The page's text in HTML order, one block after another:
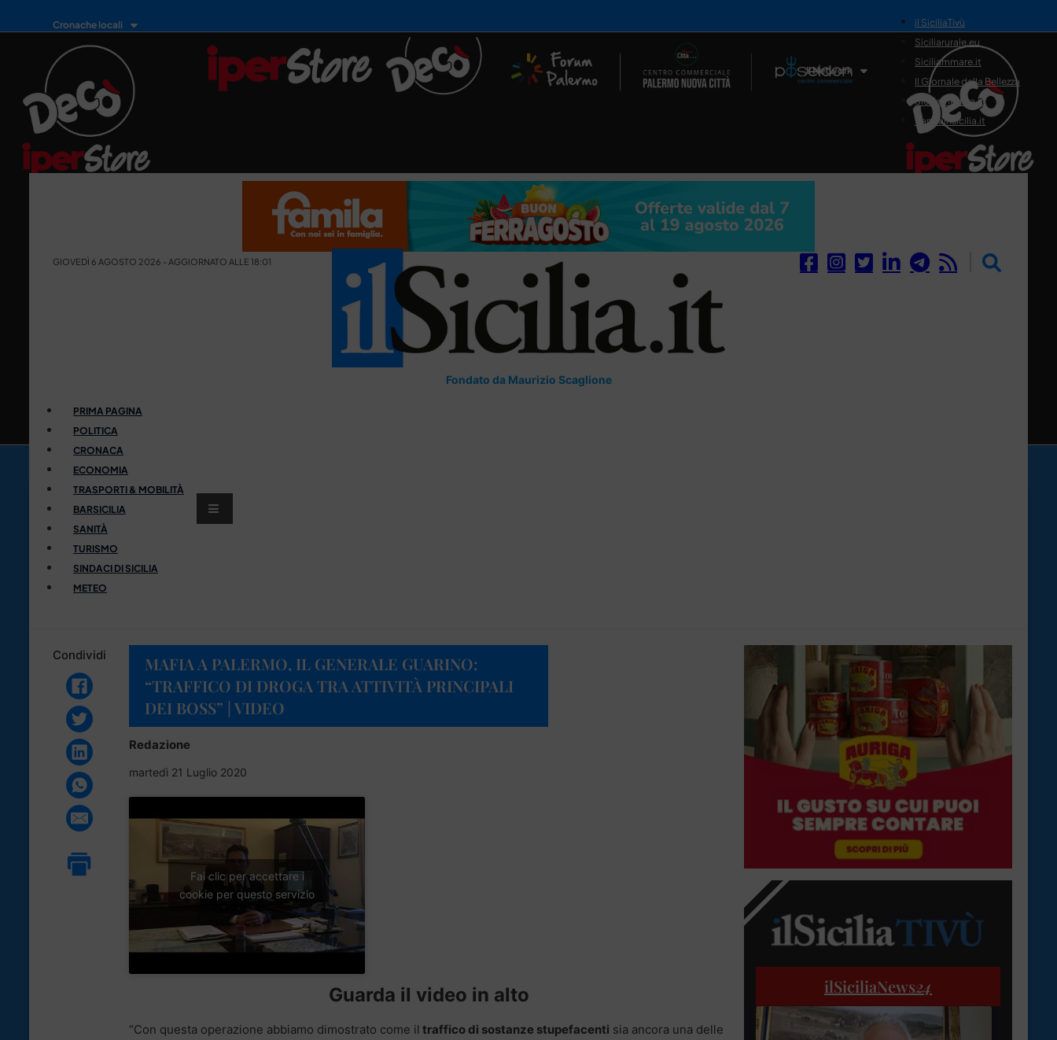
Cronache locali
Il Network
il SiciliaTivù
Siciliarurale.eu
Siciliammare.it
Il Giornale della Bellezza
Siciliamedica.it
Sanitainsicilia.it
GIOVEDÌ 6 AGOSTO 2026 - AGGIORNATO ALLE 18:01
Fondato da Maurizio Scaglione
PRIMA PAGINA
POLITICA
CRONACA
ECONOMIA
TRASPORTI & MOBILITÀ
BARSICILIA
SANITÀ
TURISMO
SINDACI DI SICILIA
METEO
Condividi
MAFIA A PALERMO, IL GENERALE GUARINO:
“TRAFFICO DI DROGA TRA ATTIVITÀ PRINCIPALI
DEI BOSS” | VIDEO
Redazione
martedì 21 Luglio 2020
Fai clic per accettare i
cookie per questo servizio
Guarda il video in alto
“Con questa operazione abbiamo dimostrato come il traffico di sostanze stupefacenti sia ancora una delle
ilSiciliaNews24